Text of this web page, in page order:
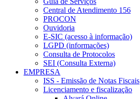
Central de Atendimento 156
PROCON
Ouvidoria
E-SIC (acesso à informação)
LGPD (informações)
Consulta de Protocolos
SEI (Consulta Externa)
EMPRESA
ISS - Emissão de Notas Fiscais
Licenciamento e fiscalização